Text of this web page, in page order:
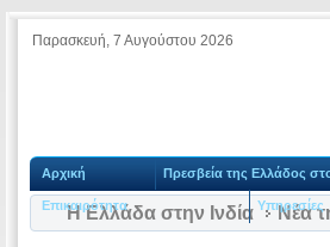
Παρασκευή, 7 Αυγούστου 2026
Αρχική Πρεσβεία της Ελλάδος
Επικαιρότητα Υπηρεσίες
Η Ελλάδα στην Ινδία Νέα